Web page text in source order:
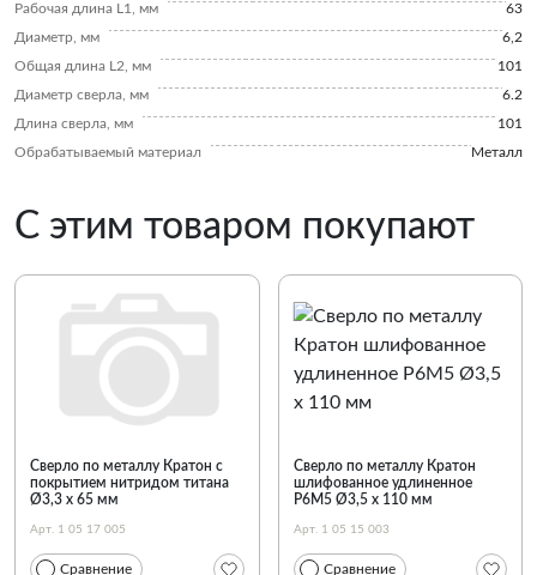
Рабочая длина L1, мм
63
Диаметр, мм
6,2
Общая длина L2, мм
101
Диаметр сверла, мм
6.2
Длина сверла, мм
101
Обрабатываемый материал
Металл
С этим товаром покупают
Сверло по металлу Кратон с
покрытием нитридом титана
Ø3,3 х 65 мм
Арт. 1 05 17 005
Сравнение
Сверло по металлу Кратон
шлифованное удлиненное
Р6М5 Ø3,5 х 110 мм
Арт. 1 05 15 003
Сравнение